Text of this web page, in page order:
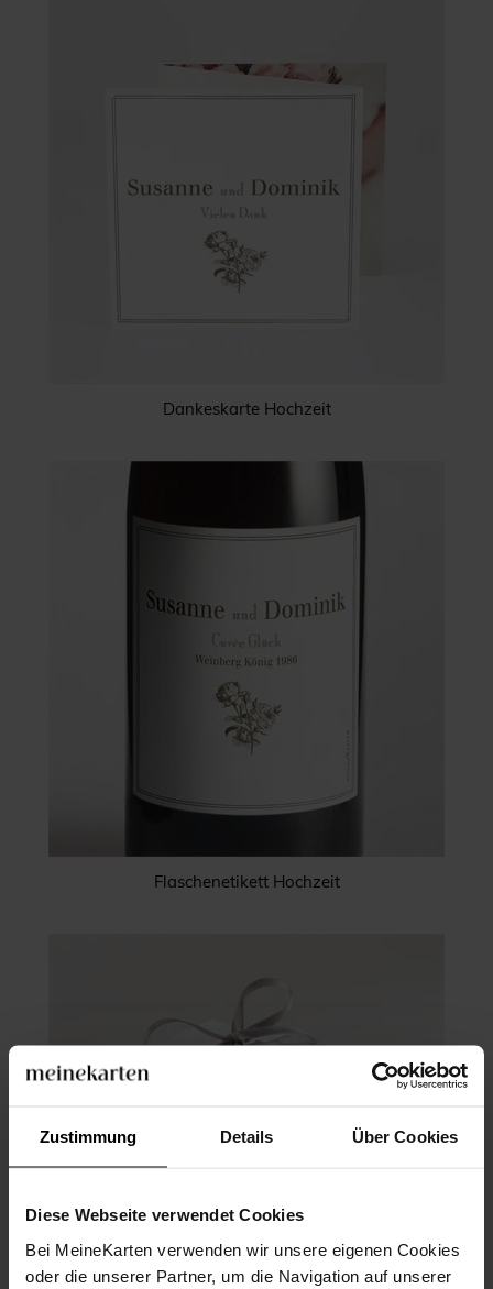
Zustimmung Details Über Cookies
Diese Webseite verwendet Cookies
Bei MeineKarten verwenden wir unsere eigenen Cookies
oder die unserer Partner, um die Navigation auf unserer
Dankeskarte Hochzeit
Flaschenetikett Hochzeit